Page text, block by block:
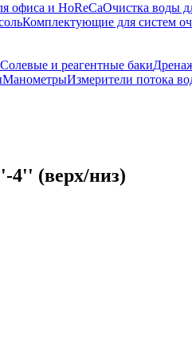
офиса и HoReCaОчистка воды
Комплектующие для систем
Солевые и реагентные баки
МанометрыИзмерители потока
4'' (верх/низ)